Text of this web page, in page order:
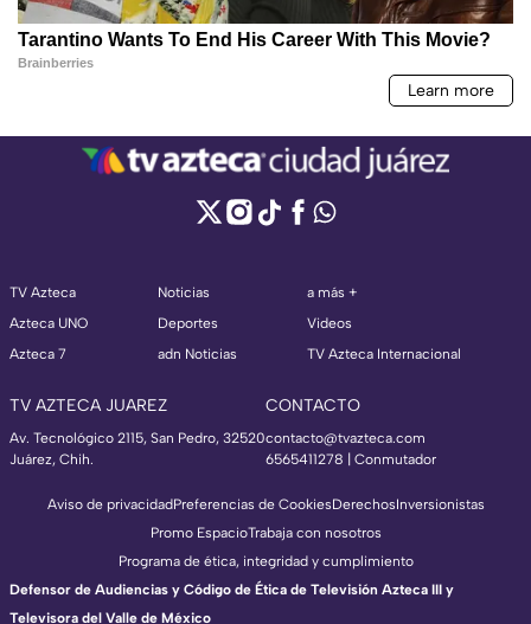
TV Azteca
Azteca UNO
Azteca 7
Noticias
Deportes
adn Noticias
a más +
Videos
TV Azteca Internacional
TV AZTECA JUAREZ
Av. Tecnológico 2115, San Pedro, 32520
Juárez, Chih.
CONTACTO
contacto@tvazteca.com
6565411278 | Conmutador
Aviso de privacidadPreferencias de CookiesDerechosInversionistas
Promo EspacioTrabaja con nosotros
Programa de ética, integridad y cumplimiento
Defensor de Audiencias y Código de Ética de Televisión Azteca III y
Televisora del Valle de México